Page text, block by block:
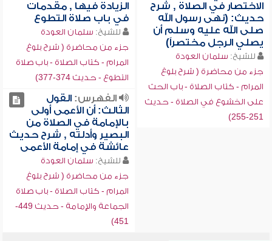
الاختصار في الصلاة , شرح
حديث: (نهى رسول الله
صلى الله عليه وسلم أن
يصلي الرجل مختصراً)
للشيخ: سلمان العودة
جزء من محاضرة ( شرح بلوغ
المرام - كتاب الصلاة - باب الحث
على الخشوع في الصلاة - حديث
251-255)
الزيادة فيها , مقدمات
في باب صلاة التطوع
للشيخ: سلمان العودة
جزء من محاضرة ( شرح بلوغ
المرام - كتاب الصلاة - باب صلاة
التطوع - حديث 374-377)
الفهرس:القول
الثالث: أن الأعمى أولى
بالإمامة في الصلاة من
البصير وأدلته , شرح حديث
عائشة في إمامة الأعمى
للشيخ: سلمان العودة
جزء من محاضرة ( شرح بلوغ
المرام - كتاب الصلاة - باب صلاة
الجماعة والإمامة - حديث 449-
451)